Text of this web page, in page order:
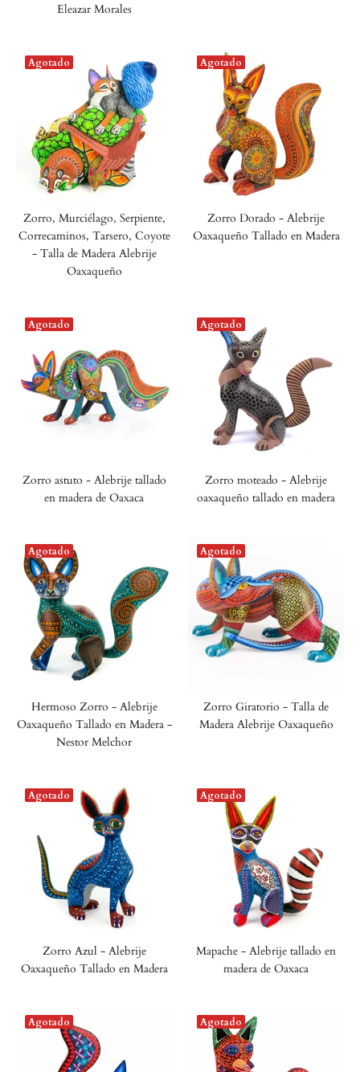
Eleazar Morales
Agotado
Zorro, Murciélago, Serpiente,
Correcaminos, Tarsero, Coyote
- Talla de Madera Alebrije
Oaxaqueño
Agotado
Zorro Dorado - Alebrije
Oaxaqueño Tallado en Madera
Agotado
Zorro astuto - Alebrije tallado
en madera de Oaxaca
Agotado
Zorro moteado - Alebrije
oaxaqueño tallado en madera
Agotado
Hermoso Zorro - Alebrije
Oaxaqueño Tallado en Madera -
Nestor Melchor
Agotado
Zorro Giratorio - Talla de
Madera Alebrije Oaxaqueño
Agotado
Zorro Azul - Alebrije
Oaxaqueño Tallado en Madera
Agotado
Mapache - Alebrije tallado en
madera de Oaxaca
Agotado Agotado